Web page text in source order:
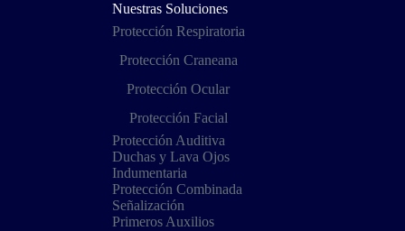
Nuestras Soluciones
Protección Respiratoria
Protección Craneana
Protección Ocular
Protección Facial
Protección Auditiva
Duchas y Lava Ojos
Indumentaria
Protección Combinada
Señalización
Primeros Auxilios